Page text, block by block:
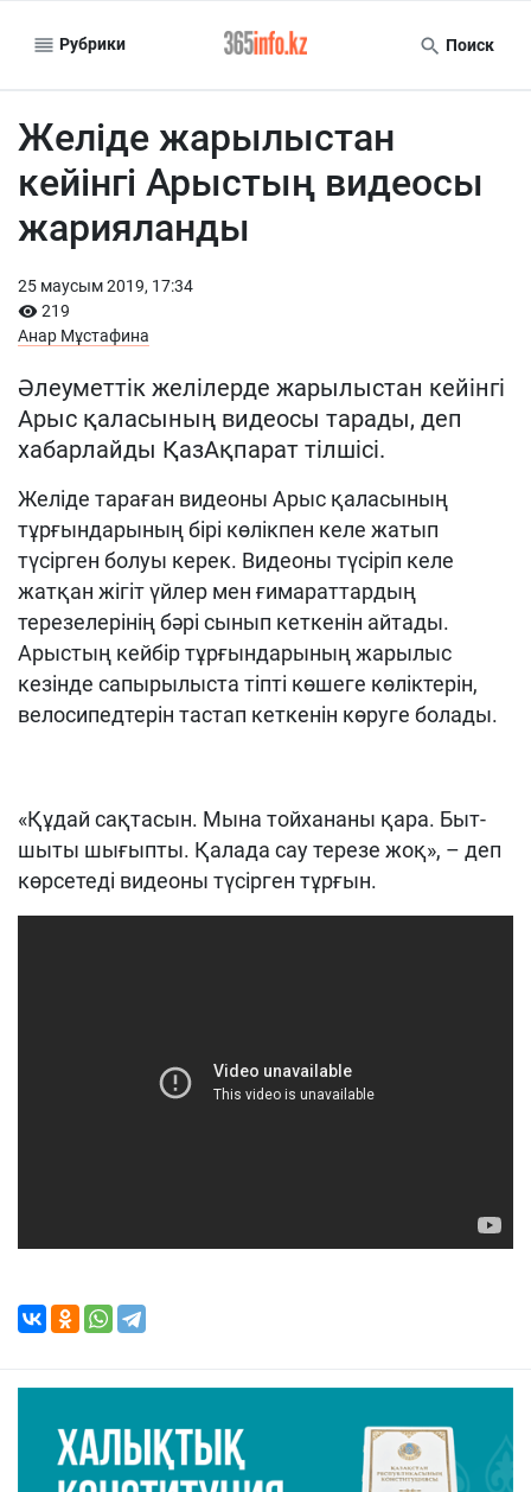
Рубрики Поиск
Желіде жарылыстан
кейінгі Арыстың видеосы
жарияланды
25 маусым 2019, 17:34
219
Анар Мұстафина
Әлеуметтік желілерде жарылыстан кейінгі
Арыс қаласының видеосы тарады, деп
хабарлайды ҚазАқпарат тілшісі.
Желіде тараған видеоны Арыс қаласының
тұрғындарының бірі көлікпен келе жатып
түсірген болуы керек. Видеоны түсіріп келе
жатқан жігіт үйлер мен ғимараттардың
терезелерінің бәрі сынып кеткенін айтады.
Арыстың кейбір тұрғындарының жарылыс
кезінде сапырылыста тіпті көшеге көліктерін,
велосипедтерін тастап кеткенін көруге болады.
«Құдай сақтасын. Мына тойхананы қара. Быт-
шыты шығыпты. Қалада сау терезе жоқ», – деп
көрсетеді видеоны түсірген тұрғын.